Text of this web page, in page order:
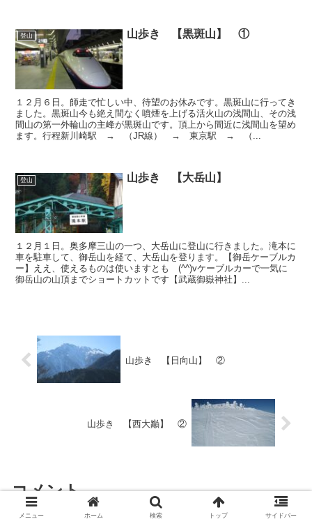
登山 山歩き 【黒斑山】 ①
１２月６日。師走で忙しい中、待望のお休みです。黒斑山に行ってき
ました。黒斑山今も絶え間なく噴煙を上げる活火山の浅間山、その浅
間山の第一外輪山の主峰が黒斑山です。頂上から間近に浅間山を望め
ます。行程新川崎駅 → （JR線） → 東京駅 → （...
登山 山歩き 【大岳山】
１２月１日。奥多摩三山の一つ、大岳山に登山に行きました。滝本に
車を駐車して、御岳山を経て、大岳山を登ります。【御岳ケーブルカ
ー】ええ、使えるものは使いますとも (^^)vケーブルカーで一気に
御岳山の山頂までショートカットです【武蔵御嶽神社】...
山歩き 【日向山】 ②
山歩き 【西大巓】 ②
コメント
メニュー ホーム 検索 トップ サイドバー